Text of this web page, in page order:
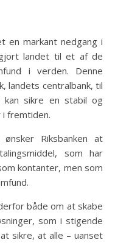
en markant nedgang i
landet til et af de
i verden. Denne
landets centralbank, til
kan sikre en stabil og
fremtiden.
Riksbanken at
som har
kontanter, men som
både om at skabe
som i stigende
sikre, at alle – uanset